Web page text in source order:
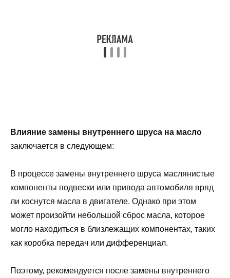
Влияние замены внутреннего шруса на масло
заключается в следующем:
В процессе замены внутреннего шруса маслянистые
компоненты подвески или привода автомобиля вряд
ли коснутся масла в двигателе. Однако при этом
может произойти небольшой сброс масла, которое
могло находиться в близлежащих компонентах, таких
как коробка передач или дифференциал.
Поэтому, рекомендуется после замены внутреннего